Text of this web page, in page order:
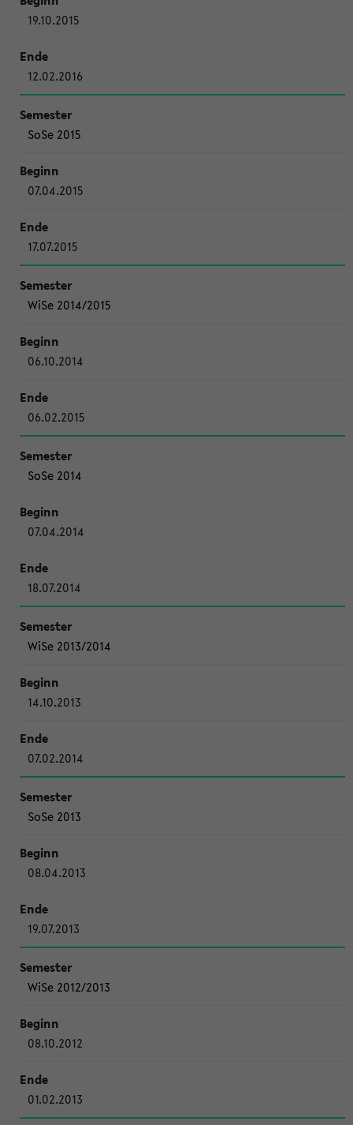
19.10.2015
12.02.2016
SoSe 2015
07.04.2015
17.07.2015
WiSe 2014/2015
06.10.2014
06.02.2015
SoSe 2014
07.04.2014
18.07.2014
WiSe 2013/2014
14.10.2013
07.02.2014
SoSe 2013
08.04.2013
19.07.2013
WiSe 2012/2013
08.10.2012
01.02.2013